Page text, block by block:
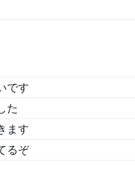
です
た
ます
るぞ